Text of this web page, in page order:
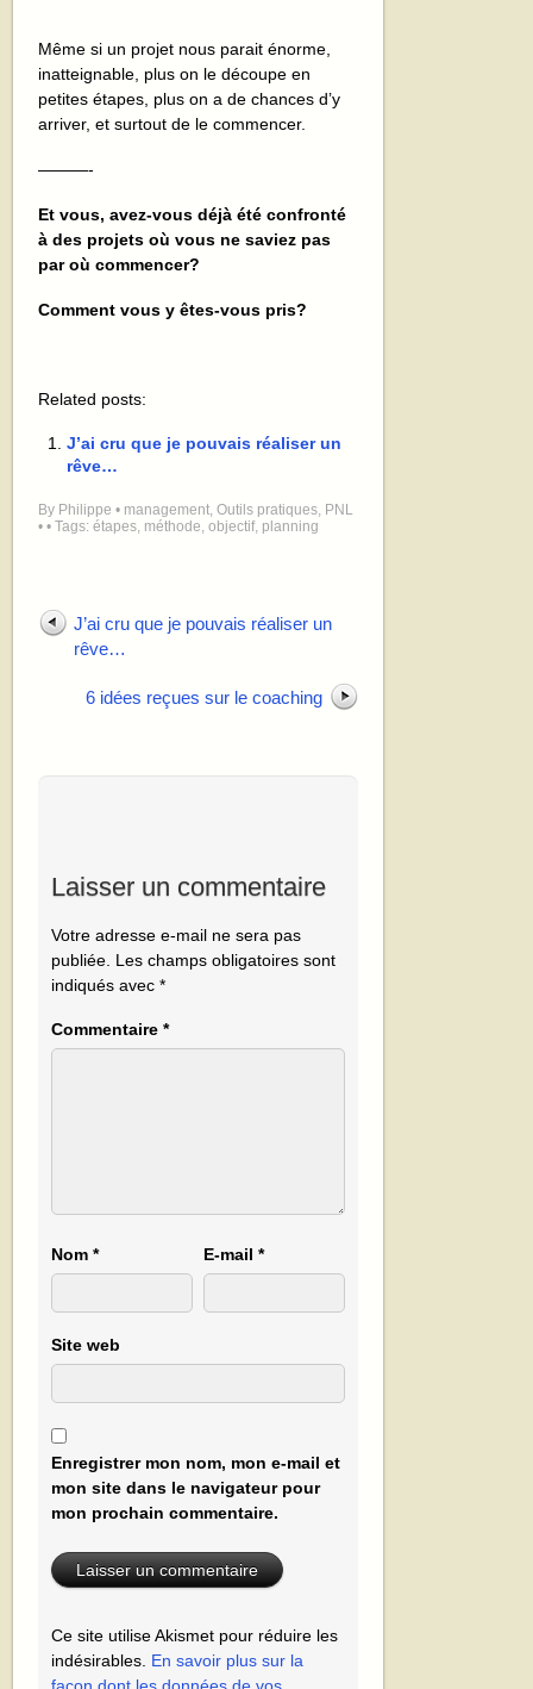
Même si un projet nous parait énorme,
inatteignable, plus on le découpe en
petites étapes, plus on a de chances d’y
arriver, et surtout de le commencer.
———-
Et vous, avez-vous déjà été confronté
à des projets où vous ne saviez pas
par où commencer?
Comment vous y êtes-vous pris?
Related posts:
J’ai cru que je pouvais réaliser un
rêve…
By Philippe • management ,Outils pratiques PNL
• • Tags:étapes méthode ,objectif, planning
J’ai cru que je pouvais réaliser un
rêve…
6 idées reçues sur le coaching
Laisser un commentaire
Votre adresse e-mail ne sera pas
publiée. Les champs obligatoires sont
indiqués avec*
Commentaire*
Nom* E-mail*
Site web
Enregistrer mon nom, mon e-mail et
mon site dans le navigateur pour
mon prochain commentaire.
Ce site utilise Akismet pour réduire les
indésirables. En savoir plus sur la
façon dont les données de vos